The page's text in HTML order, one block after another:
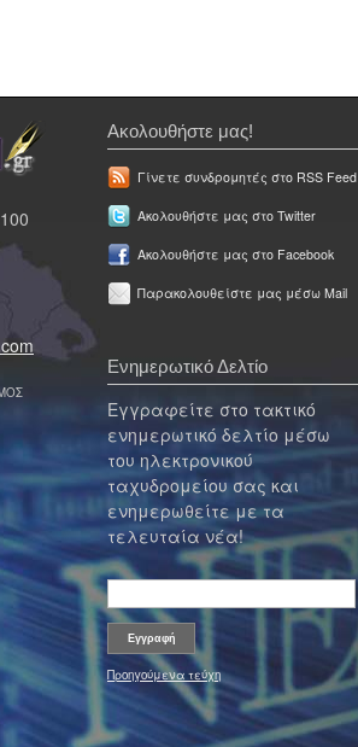
Ακολουθήστε μας!
Γίνετε συνδρομητές στο RSS Feed
Ακολουθήστε μας στο Twitter
Ακολουθήστε μας στο Facebook
Παρακολουθείστε μας μέσω Mail
Ενημερωτικό Δελτίο
Εγγραφείτε στο τακτικό
ενημερωτικό δελτίο μέσω
του ηλεκτρονικού
ταχυδρομείου σας και
ενημερωθείτε με τα
τελευταία νέα!
Προηγούμενα τεύχη